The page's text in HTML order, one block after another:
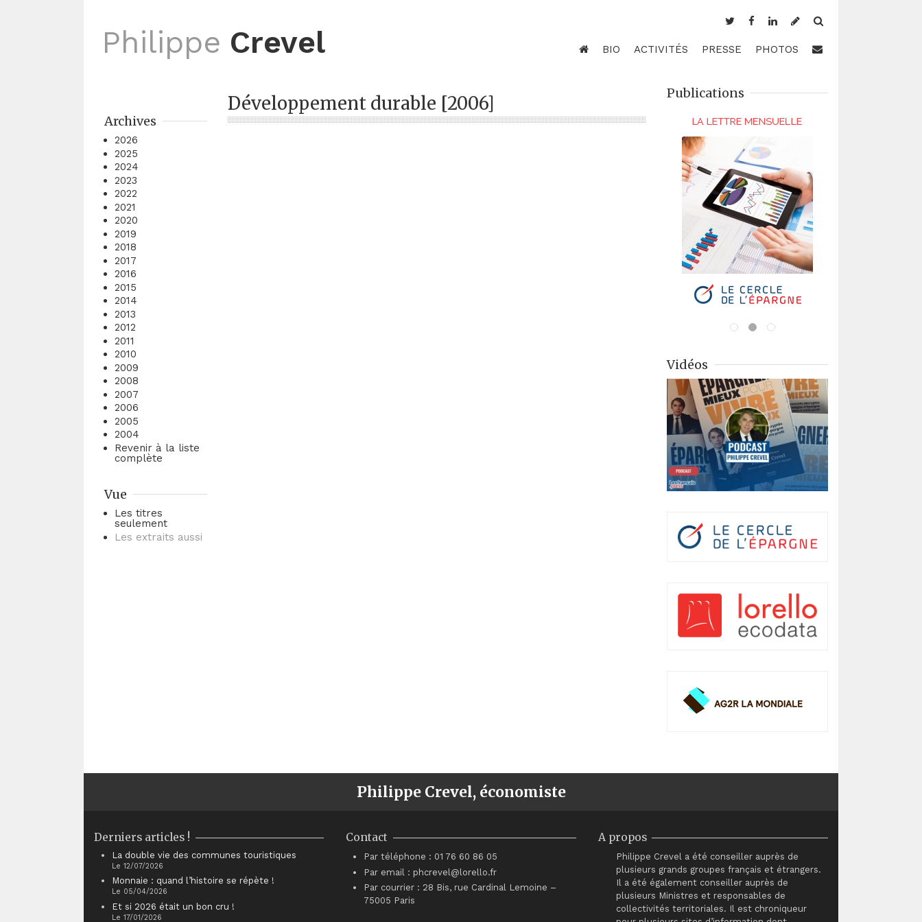
Philippe Crevel BIO ACTIVITÉS PRESSE PHOTOS
Archives
2026
2025
2024
2023
2022
2021
2020
2019
2018
2017
2016
2015
2014
2013
2012
2011
2010
2009
2008
2007
2006
2005
2004
Revenir à la liste
complète
Vue
Les titres
seulement
Les extraits aussi
Développement durable [2006] Publications
Vidéos
Philippe Crevel, économiste
Derniers articles !
La double vie des communes touristiques
Le 12/07/2026
Monnaie : quand l’histoire se répète !
Le 05/04/2026
Et si 2026 était un bon cru !
Le 17/01/2026
Contact
Par téléphone : 01 76 60 86 05
Par email : phcrevel@lorello.fr
Par courrier : 28 Bis, rue Cardinal Lemoine –
75005 Paris
A propos
Philippe Crevel a été conseiller auprès de
plusieurs grands groupes français et étrangers.
Il a été également conseiller auprès de
plusieurs Ministres et responsables de
collectivités territoriales. Il est chroniqueur